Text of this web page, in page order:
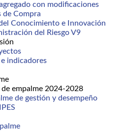
con modificaciones
de Compra
Conocimiento e Innovación
del Riesgo V9
indicadores
empalme 2024-2028
de gestión y desempeño